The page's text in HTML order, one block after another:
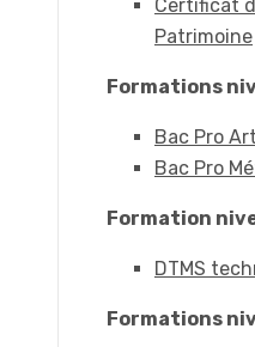
Certificat
Patrimoine
Formations
Bac Pro
Bac Pro
Formation
DTMS
Formations